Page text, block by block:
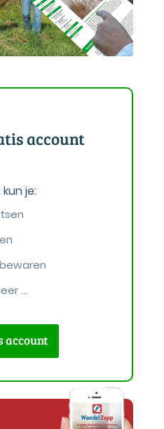
account
je:
...
account